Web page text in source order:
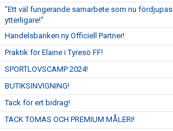
"Ett väl fungerande samarbete som nu fördjupas
ytterligare!"
Handelsbanken ny Officiell Partner!
Praktik för Elaine i Tyresö FF!
SPORTLOVSCAMP 2024!
BUTIKSINVIGNING!
Tack för ert bidrag!
TACK TOMAS OCH PREMIUM MÅLERI!